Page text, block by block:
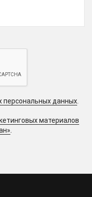
персональных данных
материалов
.